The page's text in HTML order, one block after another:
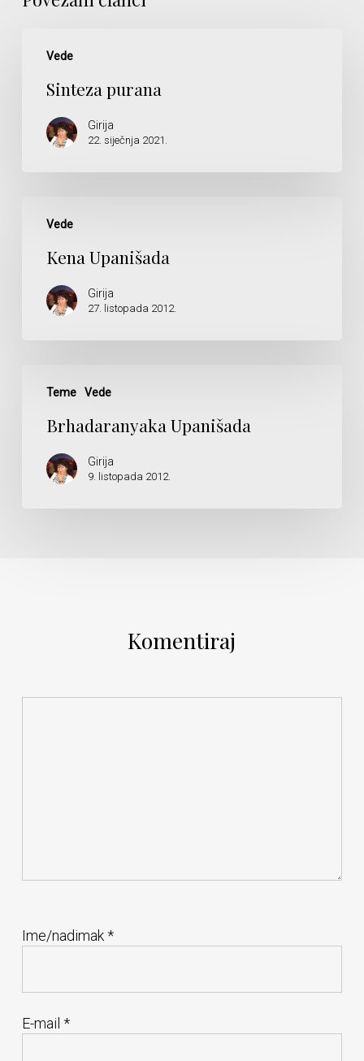
Vede
purana
Sinteza purana
Girija
22. siječnja 2021.
Vede
Upanišada
Kena Upanišada
Girija
27. listopada 2012.
Teme Vede
Upanišada
Brhadaranyaka Upanišada
Girija
9. listopada 2012.
Komentiraj
Ime/nadimak*
E-mail *